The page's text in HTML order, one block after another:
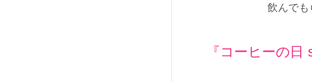
飲んでも
『コーヒーの